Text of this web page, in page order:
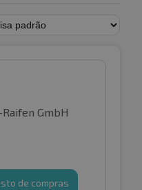
GmbH
de compras